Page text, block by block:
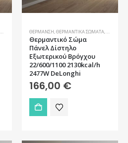
ΣΏΜΑΤΑ ΘΈΡΜΑΝΣΗ,ΘΕΡΜΑΝΤΙΚΆ ΣΏΜΑΤΑ, ΣΏΜΑΤΑ
Θερμαντικό Σώμα
Πάνελ Δίστηλο
Εξωτερικού Βρόγχου
22/600/1100 2130kcal/h
2477W DeLonghi
166,00 €